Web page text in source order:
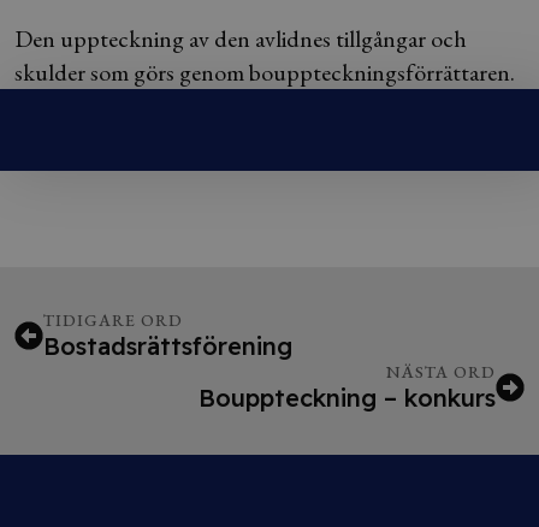
Den uppteckning av den avlidnes tillgångar och
skulder som görs genom bouppteckningsförrättaren.
TIDIGARE ORD
Bostadsrättsförening
NÄSTA ORD
Bouppteckning – konkurs